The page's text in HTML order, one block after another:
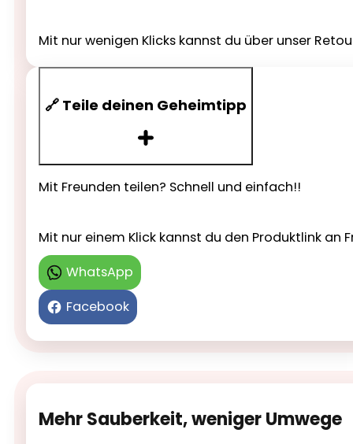
Mit nur wenigen Klicks kannst du über unser
🔗 Teile deinen Geheimtipp
Mit Freunden teilen? Schnell und einfach!!
Mit nur einem Klick kannst du den Produktlink an
WhatsApp
Facebook
Mehr Sauberkeit, weniger Umwege